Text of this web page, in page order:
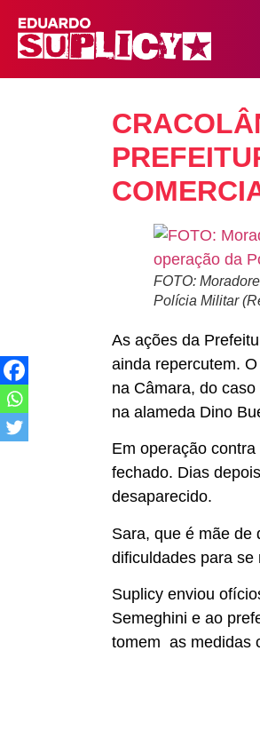
FOTO:
Polícia Militar
As ações da
ainda repercutem.
na Câmara, do
na alameda Dino
Em operação
fechado. Dias
desaparecido.
Sara, que é mãe de
dificuldades para se
Suplicy enviou
Semeghini e ao
tomem as medidas